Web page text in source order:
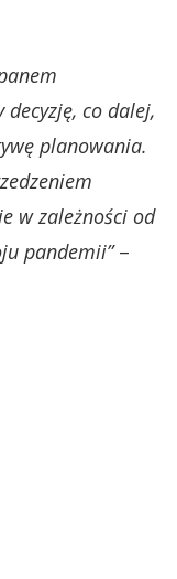
co dalej,
planowania.
w zależności od
pandemii”–